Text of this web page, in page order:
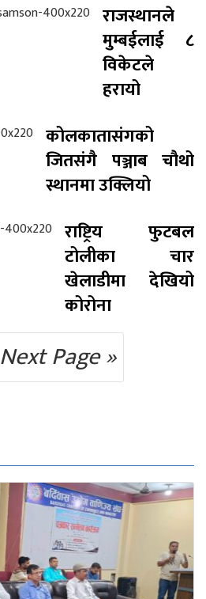
राजस्थानले
मुम्बईलाई ८
विकेटले
हरायो
कोलकातासंगको
जितसंगै पञ्जाब चौथो
स्थानमा उक्लियो
राष्ट्रिय फुटबल
टोलीका चार
खेलाडीमा देखियो
कोरोना
Next Page »